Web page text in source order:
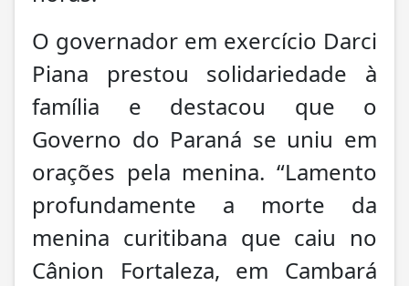
O governador em exercício Darci
Piana prestou solidariedade à
família e destacou que o
Governo do Paraná se uniu em
orações pela menina. “Lamento
profundamente a morte da
menina curitibana que caiu no
Cânion Fortaleza, em Cambará